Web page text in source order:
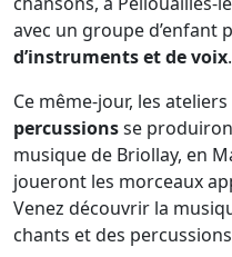
avec un groupe d’enfant
d’instruments et de voix.
Ce même-jour, les
percussionsse
musique de Briollay, en
joueront les morceaux
Venez découvrir la
chants et des